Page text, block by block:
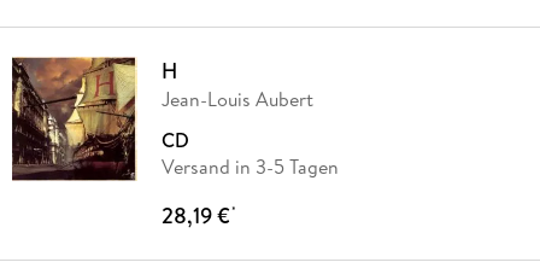
H
Jean-Louis Aubert
CD
Versand in 3-5 Tagen
28,19 €*